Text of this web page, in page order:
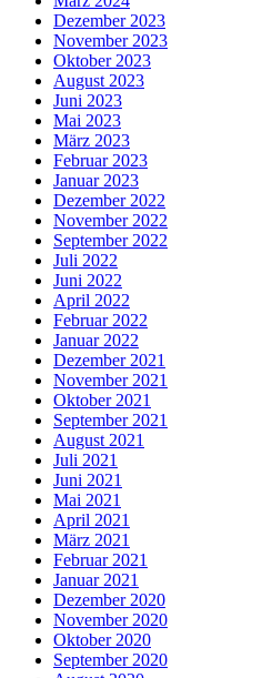
Dezember 2023
November 2023
Oktober 2023
August 2023
Juni 2023
Mai 2023
März 2023
Februar 2023
Januar 2023
Dezember 2022
November 2022
September 2022
Juli 2022
Juni 2022
April 2022
Februar 2022
Januar 2022
Dezember 2021
November 2021
Oktober 2021
September 2021
August 2021
Juli 2021
Juni 2021
Mai 2021
April 2021
März 2021
Februar 2021
Januar 2021
Dezember 2020
November 2020
Oktober 2020
September 2020